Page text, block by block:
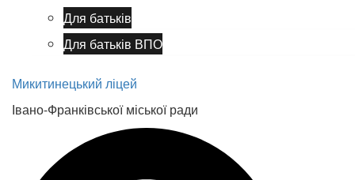
Для батьків
Для батьків ВПО
Микитинецький ліцей
Івано-Франківської міської ради